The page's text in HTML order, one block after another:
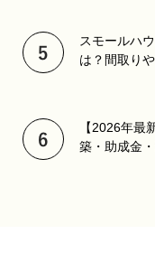
スモールハ
は？間取り
【2026年最
築・助成金